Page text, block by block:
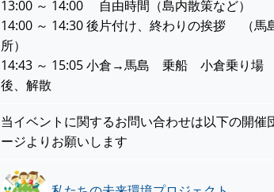
13:00 ～ 14:00 自由時間（島内散策など）
14:00 ～ 14:30 後片付け、終わりの挨拶 （馬
所）
14:43 ～ 15:05 小倉→馬島 乗船 小倉乗り場
後、解散
当イベントに関するお問い合わせは以下の開催
ージよりお願いします